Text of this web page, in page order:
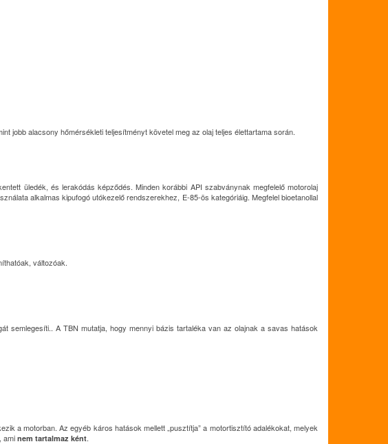
jobb alacsony hőmérsékleti teljesítményt követel meg az olaj teljes élettartama során.
üledék, és lerakódás képződés. Minden korábbi API szabványnak megfelelő motorolaj
alkalmas kipufogó utókezelő rendszerekhez, E-85-ös kategóriáig. Megfelel bioetanollal
változóak.
semlegesíti.. A TBN mutatja, hogy mennyi bázis tartaléka van az olajnak a savas hatások
a motorban. Az egyéb káros hatások mellett „pusztítja” a motortisztító adalékokat, melyek
, ami nem tartalmaz ként.